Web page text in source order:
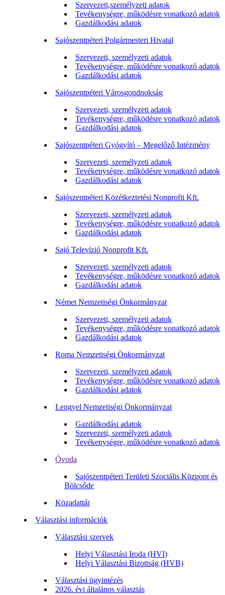
Szervezeti,személyzeti adatok
Tevékenységre, működésre vonatkozó adatok
Gazdálkodási adatok
Sajószentpéteri Polgármesteri Hivatal
Szervezeti, személyzeti adatok
Tevékenységre, működésre vonatkozó adatok
Gazdálkodási adatok
Sajószentpéteri Városgondnokság
Szervezeti, személyzeti adatok
Tevékenységre, működésre vonatkozó adatok
Gazdálkodási adatok
Sajószentpéteri Gyógyító – Megelőző Intézmény
Szervezeti, személyzeti adatok
Tevékenységre, működésre vonatkozó adatok
Gazdálkodási adatok
Sajószentpéteri Közétkeztetési Nonprofit Kft.
Szervezeti, személyzeti adatok
Tevékenységre, működésre vonatkozó adatok
Gazdálkodási adatok
Sajó Televízió Nonprofit Kft.
Szervezeti, személyzeti adatok
Tevékenységre, működésre vonatkozó adatok
Gazdálkodási adatok
Német Nemzetiségi Önkormányzat
Szervezeti, személyzeti adatok
Tevékenységre, működésre vonatkozó adatok
Gazdálkodási adatok
Roma Nemzetiségi Önkormányzat
Szervezeti, személyzeti adatok
Tevékenységre, működésre vonatkozó adatok
Gazdálkodási adatok
Lengyel Nemzetiségi Önkormányzat
Gazdálkodási adatok
Szervezeti, személyzeti adatok
Tevékenységre, működésre vonatkozó adatok
Óvoda
Sajószentpéteri Területi Szociális Központ és
Bölcsőde
Közadattár
Választási információk
Választási szervek
Helyi Választási Iroda (HVI)
Helyi Választási Bizottság (HVB)
Választási ügyintézés
2026. évi általános választás